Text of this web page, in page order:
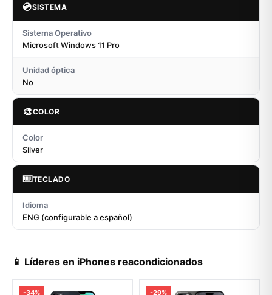
💿SISTEMA
Sistema Operativo
Microsoft Windows 11 Pro
Unidad óptica
No
🎨COLOR
Color
Silver
⌨️TECLADO
Idioma
ENG (configurable a español)
📱 Líderes en iPhones reacondicionados
-34% -29%